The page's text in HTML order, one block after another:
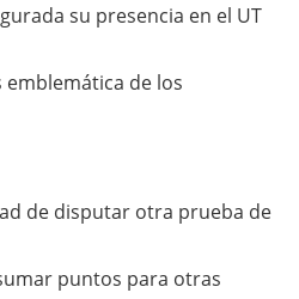
su presencia en el UT
emblemática de los
de disputar otra prueba de
puntos para otras